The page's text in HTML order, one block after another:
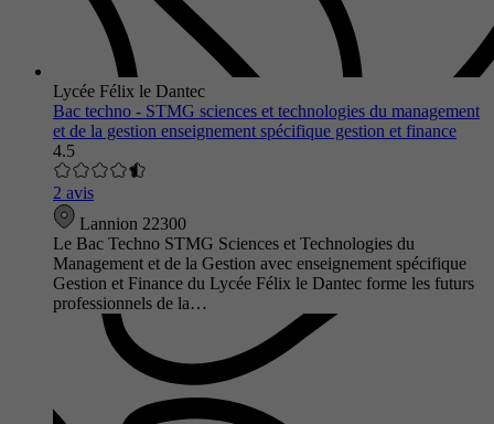
Lycée Félix le Dantec
Bac techno - STMG sciences et technologies du management
et de la gestion enseignement spécifique gestion et finance
4.5
2 avis
Lannion 22300
Le Bac Techno STMG Sciences et Technologies du
Management et de la Gestion avec enseignement spécifique
Gestion et Finance du Lycée Félix le Dantec forme les futurs
professionnels de la…